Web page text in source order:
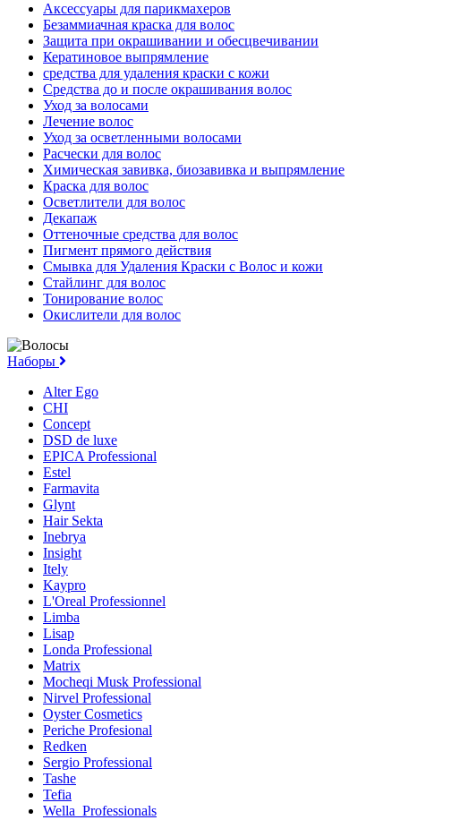
Аксессуары для парикмахеров
Безаммиачная краска для волос
Защита при окрашивании и обесцвечивании
Кератиновое выпрямление
средства для удаления краски с кожи
Средства до и после окрашивания волос
Уход за волосами
Лечение волос
Уход за осветленными волосами
Расчески для волос
Химическая завивка, биозавивка и выпрямление
Краска для волос
Осветлители для волос
Декапаж
Оттеночные средства для волос
Пигмент прямого действия
Смывка для Удаления Краски с Волос и кожи
Стайлинг для волос
Тонирование волос
Окислители для волос
Наборы
Alter Ego
CHI
Concept
DSD de luxe
EPICA Professional
Estel
Farmavita
Glynt
Hair Sekta
Inebrya
Insight
Itely
Kaypro
L'Oreal Professionnel
Limba
Lisap
Londa Professional
Matrix
Mocheqi Musk Professional
Nirvel Professional
Oyster Cosmetics
Periche Profesional
Redken
Sergio Professional
Tashe
Tefia
Wella_Professionals